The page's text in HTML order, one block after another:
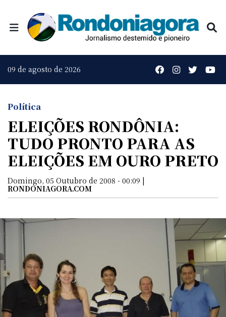
09 de agosto de 2026
Política
ELEIÇÕES RONDÔNIA:
TUDO PRONTO PARA AS
ELEIÇÕES EM OURO PRETO
Domingo, 05 Outubro de 2008 - 00:09 |
RONDONIAGORA.COM